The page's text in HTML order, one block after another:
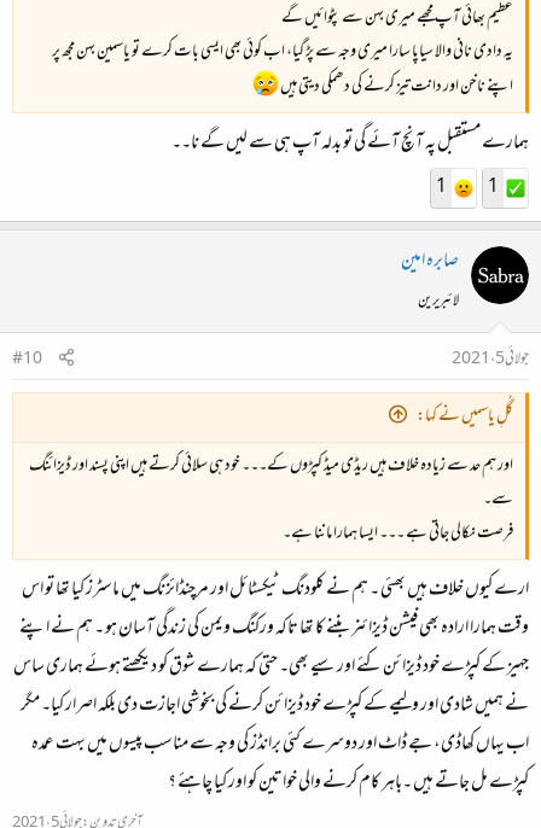
عظیم بھائی آپ مجھے میری بہن سے پٹوائیں گے
یہ دادی نانی والا سیاپا سارا میری وجہ سے پڑ گیا، اب کوئی بھی ایسی بات کرے تو یاسمین بہن مجھ پر
اپنے ناخن اور دانت تیز کرنے کی دھمکی دیتی ہیں
ہمارے مستقبل پہ آنچ آئے گی تو بدلہ آپ ہی سے لیں گے نا۔۔
1
1
صابرہ امین
لائبریرین
جولائی 5، 2021
#10
گُلِ یاسمیں نے کہا:
اور ہم حد سے زیادہ خلاف ہیں ریڈی میڈ کپڑوں کے۔۔۔ خود ہی سلائی کرتے ہیں اپنی پسند اور ڈیزائنگ
سے۔
فرصت نکالی جاتی ہے ۔۔۔ ایسا ہمارا ماننا ہے۔
ارے کیوں خلاف ہیں بھئی ۔ ہم نے کلودنگ ٹیکسٹائل اور مرچنڈائزنگ میں ماسٹرز کیا تھا تو اس
وقت ہمارا ارادہ بھی فیشن ڈیزائنر بننے کا تھا تاکہ ورکنگ ویمن کی زندگی آسان ہو ۔ ہم نے اپنے
جہیز کے کپڑے خود ڈیزائن کئے اور سیے بھی۔ حتی کہ ہمارے شوق کو دیکھتے ہوئے ہماری ساس
نے ہمیں شادی اور ولیمے کے کپڑے خود ڈیزائن کرنے کی بخوشی اجازت دی بلکہ اصرار کیا۔ مگر
اب یہاں کھاڈی، جے ڈاٹ اور دوسرے کئی برانڈز کی وجہ سے مناسب پیسوں میں بہت عمدہ
کپڑے مل جاتے ہیں ۔باہر کام کرنے والی خواتین کو اور کیا چاہئے ؟